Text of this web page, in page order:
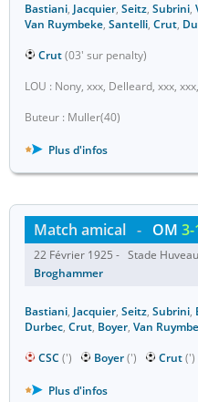
Bastiani, Jacquier, Seitz, Subrini,
Van Ruymbeke, Santelli, Crut,
Crut(03' sur penalty)
LOU : Nony, xxx, Delleard, xxx,
Buteur : Muller(40)
Plus d'infos
Match amical - OM 3-
22 Février 1925 - Stade
Broghammer
Bastiani, Jacquier, Seitz, Subrini,
Durbec, Crut, Boyer, Van
CSC (') Boyer(') Crut(')
Plus d'infos